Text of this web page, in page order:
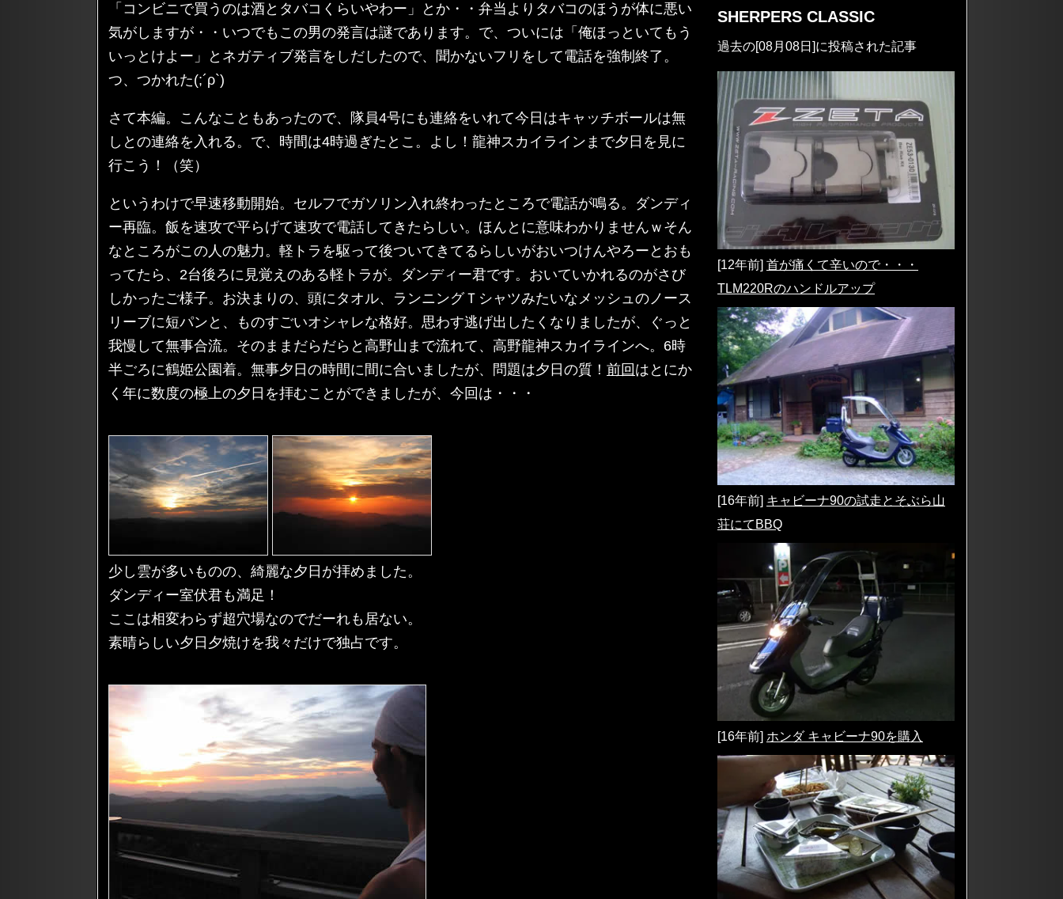
「コンビニで買うのは酒とタバコくらいやわー」とか・・弁当よりタバコのほうが体に悪い
気がしますが・・いつでもこの男の発言は謎であります。で、ついには「俺ほっといてもう
いっとけよー」とネガティブ発言をしだしたので、聞かないフリをして電話を強制終了。
つ、つかれた(;´ρ`)
さて本編。こんなこともあったので、隊員4号にも連絡をいれて今日はキャッチボールは無
しとの連絡を入れる。で、時間は4時過ぎたとこ。よし！龍神スカイラインまで夕日を見に
行こう！（笑）
というわけで早速移動開始。セルフでガソリン入れ終わったところで電話が鳴る。ダンディ
ー再臨。飯を速攻で平らげて速攻で電話してきたらしい。ほんとに意味わかりませんｗそん
なところがこの人の魅力。軽トラを駆って後ついてきてるらしいがおいつけんやろーとおも
ってたら、2台後ろに見覚えのある軽トラが。ダンディー君です。おいていかれるのがさび
しかったご様子。お決まりの、頭にタオル、ランニングＴシャツみたいなメッシュのノース
リーブに短パンと、ものすごいオシャレな格好。思わす逃げ出したくなりましたが、ぐっと
我慢して無事合流。そのままだらだらと高野山まで流れて、高野龍神スカイラインへ。6時
半ごろに鶴姫公園着。無事夕日の時間に間に合いましたが、問題は夕日の質！ 前回 はとにか
く年に数度の極上の夕日を拝むことができましたが、今回は・・・
少し雲が多いものの、綺麗な夕日が拝めました。
ダンディー室伏君も満足！
ここは相変わらず超穴場なのでだーれも居ない。
素晴らしい夕日夕焼けを我々だけで独占です。
SHERPERS CLASSIC
過去の[08月08日]に投稿された記事
[12年前] 首が痛くて辛いので・・・
TLM220Rのハンドルアップ
[16年前] キャビーナ90の試走とそぶら山
荘にてBBQ
[16年前] ホンダ キャビーナ90を購入